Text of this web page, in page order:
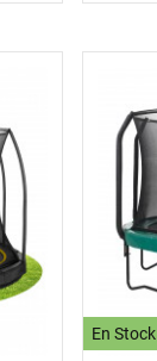
En Stock